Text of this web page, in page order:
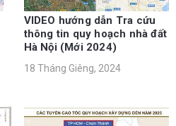
VIDEO hướng dẫn Tra cứu
thông tin quy hoạch nhà đất
Hà Nội (Mới 2024)
18 Tháng Giêng, 2024